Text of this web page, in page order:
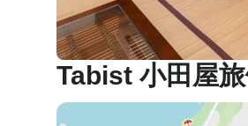
Tabist 小田屋